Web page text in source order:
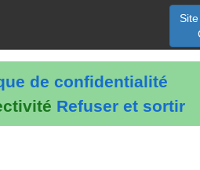
de confidentialité
Refuser et sortir